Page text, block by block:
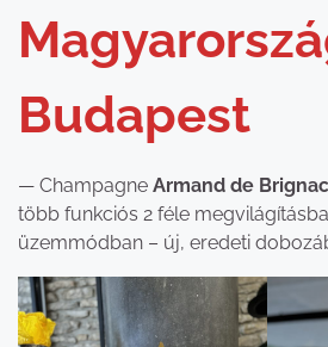
Budapest
— Champagne Armand de
több funkciós 2 féle
üzemmódban – új, eredeti